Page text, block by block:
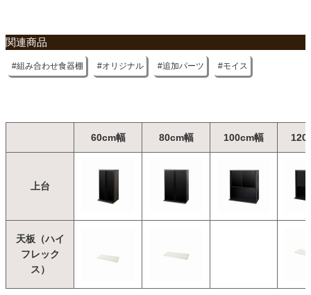
関連商品
組み合わせ食器棚 オリジナル 追加パーツ モイス
60cm幅 80cm幅 100cm幅
上台
天板（ハイ
フレック
ス）